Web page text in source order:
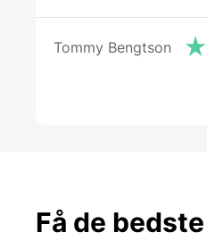
Tommy Bengtson
Få de